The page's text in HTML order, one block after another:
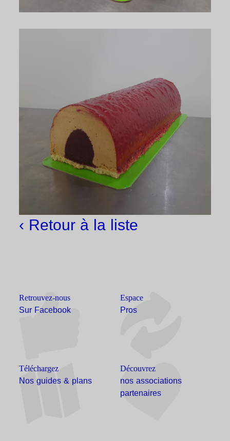
‹ Retour à la liste
Retrouvez-nous
Sur Facebook
Espace
Pros
Téléchargez
Nos guides & plans
Découvrez
nos associations
partenaires